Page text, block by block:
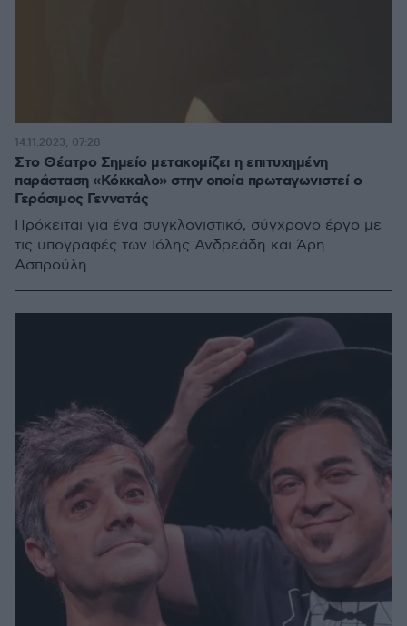
Στο Θέατρο Σημείο μετακομίζει η επιτυχημένη
παράσταση «Κόκκαλο» στην οποία πρωταγωνιστεί ο
Γεράσιμος Γεννατάς
Πρόκειται για ένα συγκλονιστικό, σύγχρονο έργο με
τις υπογραφές των Ιόλης Ανδρεάδη και Άρη
Ασπρούλη
14.11.2023, 07:28